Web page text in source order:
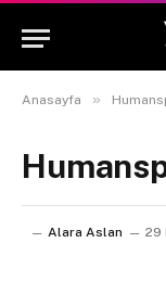
Anasayfa »
Alara Aslan 29